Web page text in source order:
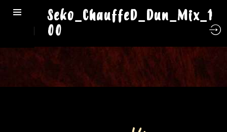
Seko_ChauffeD_Dun_Mix_1
00